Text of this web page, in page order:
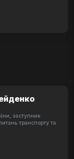
заступник
транспорту та